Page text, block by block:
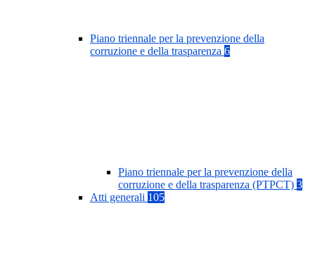
Piano triennale per la prevenzione della
corruzione e della trasparenza 6
Piano triennale per la prevenzione della
corruzione e della trasparenza (PTPCT) 3
Atti generali 105